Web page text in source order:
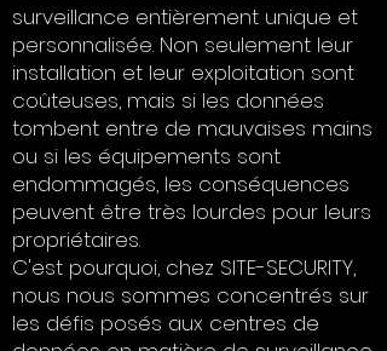
surveillance entièrement unique et
personnalisée. Non seulement leur
installation et leur exploitation sont
coûteuses, mais si les données
tombent entre de mauvaises mains
ou si les équipements sont
endommagés, les conséquences
peuvent être très lourdes pour leurs
propriétaires.
C'est pourquoi, chez SITE-SECURITY,
nous nous sommes concentrés sur
les défis posés aux centres de